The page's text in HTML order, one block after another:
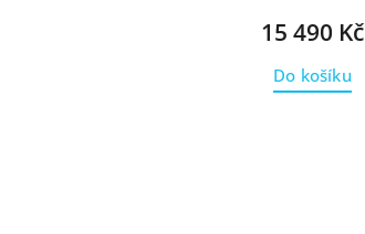
15 490 Kč
Do košíku